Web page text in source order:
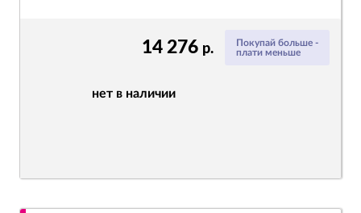
Покупай больше -
плати меньше
14 276 р.
нет в наличии